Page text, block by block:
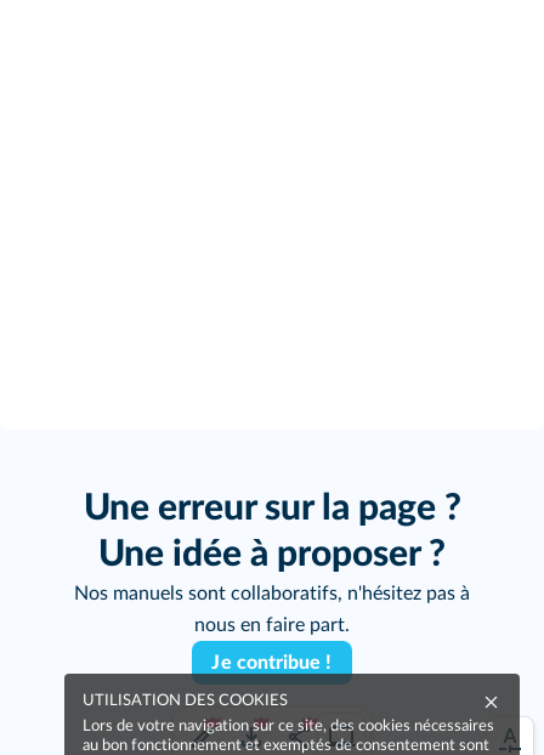
Une erreur sur la page ?
Une idée à proposer ?
Nos manuels sont collaboratifs, n'hésitez pas à
nous en faire part.
Je contribue !
UTILISATION DES COOKIES
Lors de votre navigation sur ce site, des cookies nécessaires
au bon fonctionnement et exemptés de consentement sont